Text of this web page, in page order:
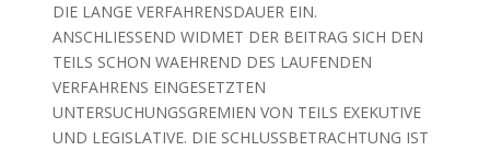
DIE LANGE VERFAHRENSDAUER EIN.
ANSCHLIESSEND WIDMET DER BEITRAG SICH DEN
TEILS SCHON WAEHREND DES LAUFENDEN
VERFAHRENS EINGESETZTEN
UNTERSUCHUNGSGREMIEN VON TEILS EXEKUTIVE
UND LEGISLATIVE. DIE SCHLUSSBETRACHTUNG IST